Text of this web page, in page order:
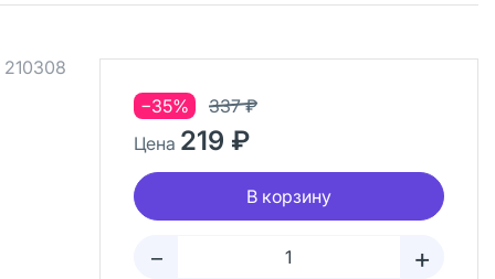
210308
−35%
337 ₽
Цена 219 ₽
В корзину
– +